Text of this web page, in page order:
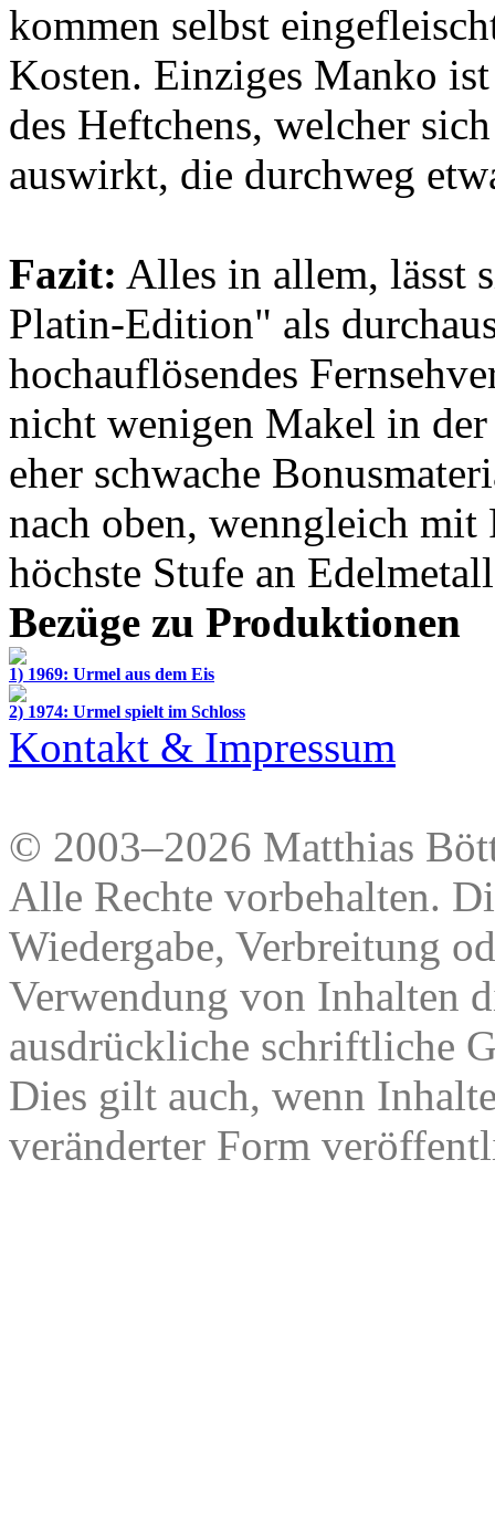
kommen selbst
Kosten. Einziges Manko
des Heftchens, welcher
auswirkt, die durchweg
Fazit: Alles in allem, lässt
Platin-Edition" als
hochauflösendes
nicht wenigen Makel in
eher schwache
nach oben, wenngleich
höchste Stufe an
Bezüge zu Produktionen
1) 1969: Urmel aus dem Eis
2) 1974: Urmel spielt im Schloss
Kontakt & Impressum
© 2003–2026 Matthias
Alle Rechte vorbehalten.
Wiedergabe, Verbreitung
Verwendung von Inhalten
ausdrückliche schriftliche
Dies gilt auch, wenn
veränderter Form